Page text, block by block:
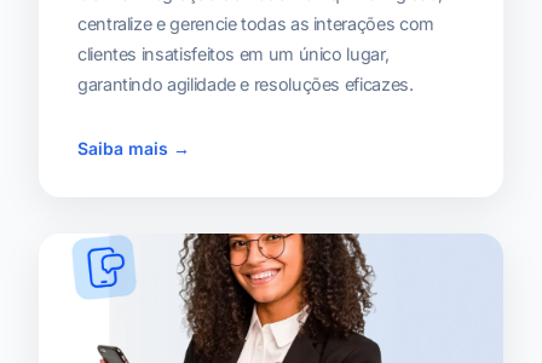
centralize e gerencie todas as interações com
clientes insatisfeitos em um único lugar,
garantindo agilidade e resoluções eficazes.
Saiba mais →